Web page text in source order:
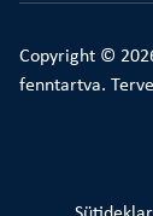
Copyright ©
fenntartva.